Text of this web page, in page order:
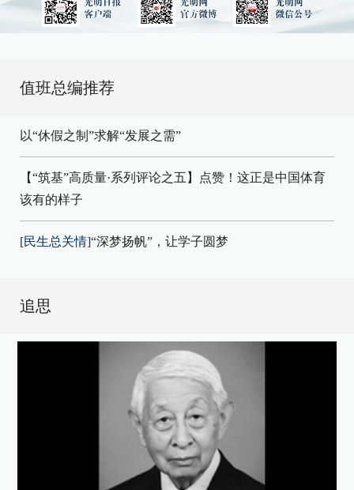
值班总编推荐
以“休假之制”求解“发展之需”
【“筑基”高质量·系列评论之五】点赞！这正是中国体育
该有的样子
[民生总关情]“深梦扬帆”，让学子圆梦
追思